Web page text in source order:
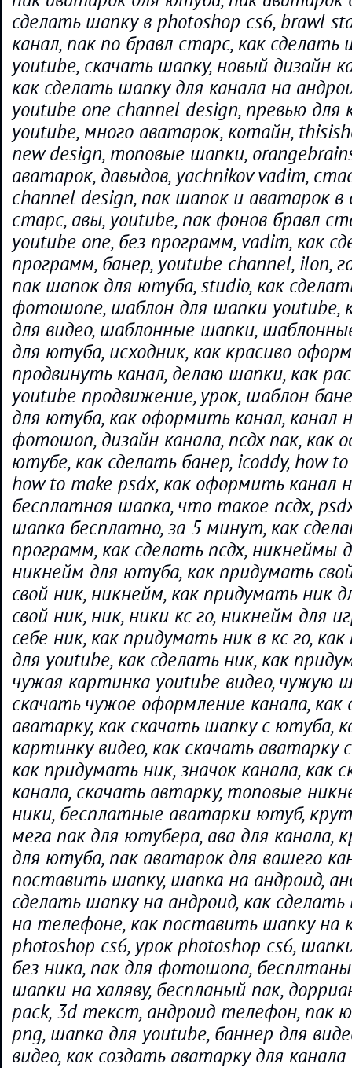
сделать шапку в photoshop cs6, brawl
канал, пак по бравл старс, как сделать
youtube, скачать шапку, новый дизайн
как сделать шапку для канала на
youtube one channel design, превью для
youtube, много аватарок, котайн,
new design, топовые шапки,
аватарок, давыдов, yachnikov vadim,
channel design, пак шапок и аватарок в
старс, авы, youtube, пак фонов бравл
youtube one, без программ, vadim, как
программ, банер, youtube channel, ilon,
пак шапок для ютуба, studio, как
фотошопе, шаблон для шапки youtube,
для видео, шаблонные шапки,
для ютуба, исходник, как красиво
продвинуть канал, делаю шапки, как
youtube продвижение, урок, шаблон
для ютуба, как оформить канал, канал
фотошоп, дизайн канала, псдх пак, как
ютубе, как сделать банер, icoddy, how
how to make psdx, как оформить канал
бесплатная шапка, что такое псдх,
шапка бесплатно, за 5 минут, как
программ, как сделать псдх, никнеймы
никнейм для ютуба, как придумать
свой ник, никнейм, как придумать ник
свой ник, ник, ники кс го, никнейм для
себе ник, как придумать ник в кс го,
для youtube, как сделать ник, как
чужая картинка youtube видео, чужую
скачать чужое оформление канала,
аватарку, как скачать шапку с ютуба,
картинку видео, как скачать аватарку
как придумать ник, значок канала, как
канала, скачать автарку, топовые
ники, бесплатные аватарки ютуб,
мега пак для ютубера, ава для канала,
для ютуба, пак аватарок для вашего
поставить шапку, шапка на андроид,
сделать шапку на андроид, как
на телефоне, как поставить шапку на
photoshop cs6, урок photoshop cs6,
без ника, пак для фотошопа,
шапки на халяву, беспланый пак,
pack, 3d текст, андроид телефон, пак
png, шапка для youtube, баннер для
видео, как создать аватарку для